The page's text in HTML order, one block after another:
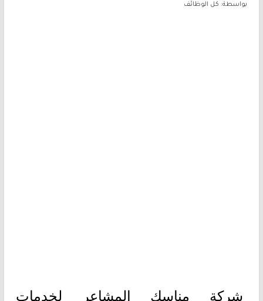
بواسطة: كل الوظائف
شركة مناسك المشاعر لخدمات